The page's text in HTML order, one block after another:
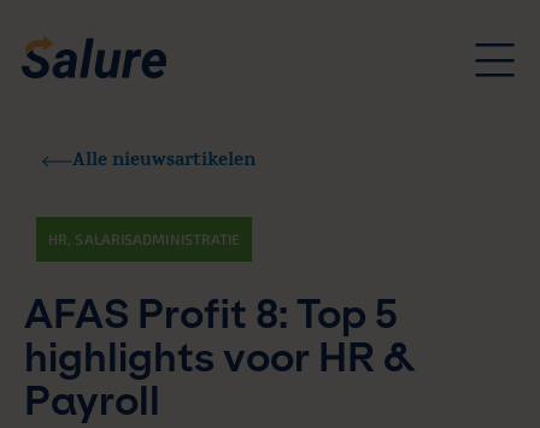
Alle nieuwsartikelen
HR, SALARISADMINISTRATIE
AFAS Profit 8: Top 5
highlights voor HR &
Payroll